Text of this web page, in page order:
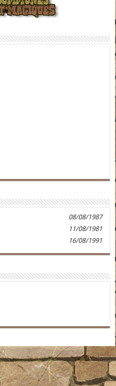
08/08/1987
11/08/1981
16/08/1991